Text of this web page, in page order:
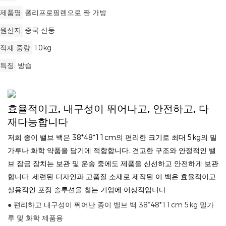
제품명 폴리프로필렌으로 짠 가방
원산지 중국 산둥
적재 중량 10kg
특징 방습
효율적이고, 내구성이 뛰어나고, 안전하고, 다
재다능합니다
저희 종이 밸브 백은 38*48*11cm의 편리한 크기로 최대 5kg의 밀
가루나 화학 약품을 담기에 적합합니다. 견고한 구조와 안정적인 밸
브 잠금 장치는 보관 및 운송 중에도 제품을 신선하고 안전하게 보관
합니다. 세련된 디자인과 고품질 소재로 제작된 이 백은 효율적이고
실용적인 포장 솔루션을 찾는 기업에 이상적입니다.
● 편리하고 내구성이 뛰어난 종이 밸브 백 38*48*11cm 5kg 밀가
루 및 화학 제품용